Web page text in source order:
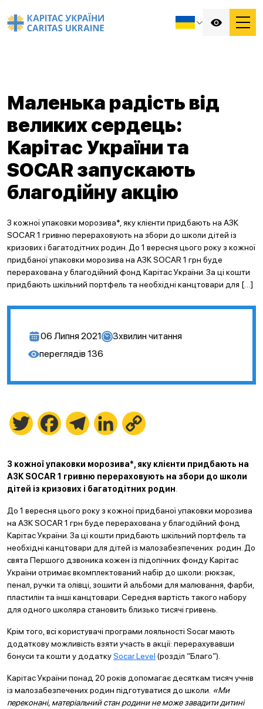
Маленька радість від
великих сердець:
Карітас України та
SOCAR запускають
благодійну акцію
З кожної упаковки морозива*, яку клієнти придбають на АЗК
SOCAR 1 гривню перераховують на збори до школи дітей із
кризових і багатодітних родин. До 1 вересня цього року з кожної
придбаної упаковки морозива на АЗК SOCAR 1 грн буде
перерахована у благодійний фонд Карітас України. За ці кошти
придбають шкільний портфель та необхідні канцтовари для […]
06 Липня 2021 3хвилин читання
переглядів 136
Twitter FacebookTelegramLinkedIn
З кожної упаковки морозива*, яку клієнти придбають на
АЗК SOCAR 1 гривню перераховують на збори до школи
дітей із кризових і багатодітних родин
До 1 вересня цього року з кожної придбаної упаковки морозива
на АЗК SOCAR 1 грн буде перерахована у благодійний фонд
Карітас України. За ці кошти придбають шкільний портфель та
необхідні канцтовари для дітей із малозабезпечених родин. До
свята Першого дзвоника кожен із підопічних фонду Карітас
України отримає вкомплектований набір до школи: рюкзак,
пенал, ручки та олівці, зошити й альбоми для малювання, фарби,
пластилін та інші канцтовари. Середня вартість такого набору
для одного школяра становить близько тисячі гривень.
Крім того, всі користувачі програми лояльності Socar мають
додаткову можливість взяти участь в акції: перерахувавши
бонуси та кошти у додаткуSocar Level (розділ “Благо”).
Карітас України понад 20 років допомагає десяткам тисяч учнів
із малозабезпечених родин підготуватися до школи. «Ми
переконані, матеріальний стан родини не може завадити дитині